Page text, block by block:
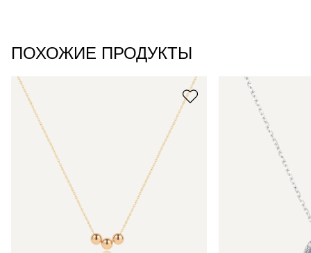
ПОХОЖИЕ ПРОДУКТЫ